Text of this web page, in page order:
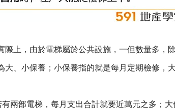
上，由於電梯屬於公共設施，一但數量多，
、小保養；小保養指的就是每月定期檢修，
兩部電梯，每月支出合計就要近萬元之多；